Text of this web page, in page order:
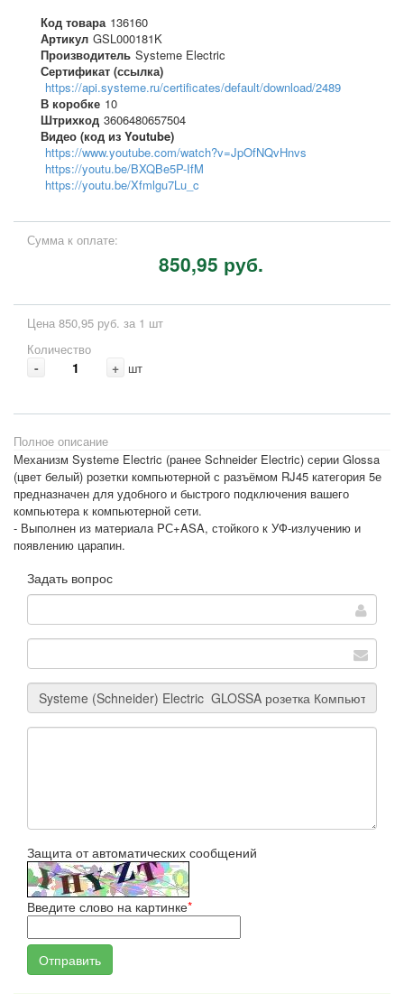
Код товара 136160
Артикул GSL000181K
Производитель Systeme Electric
Сертификат (ссылка)
https://api.systeme.ru/certificates/default/download/2489
В коробке 10
Штрихкод 3606480657504
Видео (код из Youtube)
https://www.youtube.com/watch?v=JpOfNQvHnvs
https://youtu.be/BXQBe5P-IfM
https://youtu.be/Xfmlgu7Lu_c
Сумма к оплате:
850,95 руб.
Цена 850,95 руб. за 1 шт
Количество
- + шт
Полное описание
Механизм Systeme Electric (ранее Schneider Electric) серии Glossa
(цвет белый) розетки компьютерной с разъёмом RJ45 категория 5е
предназначен для удобного и быстрого подключения вашего
компьютера к компьютерной сети.
- Выполнен из материала PС+ASA, стойкого к УФ-излучению и
появлению царапин.
Задать вопрос
Защита от автоматических сообщений
Введите слово на картинке*